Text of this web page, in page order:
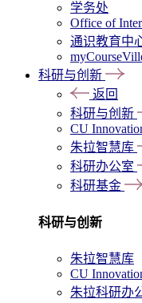
学务处
Office of
通识教育中
科研与创新
返回
科研与创新
CU
朱拉智慧库
科研办公室
科研基金
科研与创新
朱拉智慧库
CU
朱拉科研办